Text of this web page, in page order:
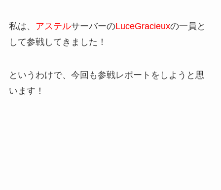
私は、 アステルサーバーのLuceGracieuxの一員と
して参戦してきました！
というわけで、今回も参戦レポートをしようと思
います！